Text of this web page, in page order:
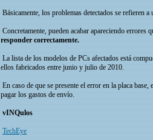
Básicamente, los problemas detectados se refieren
Concretamente, pueden acabar apareciendo errores
responder correctamente.
La lista de los modelos de PCs afectados está
ellos fabricados entre junio y julio de 2010.
En caso de que se presente el error en la placa base,
pagar los gastos de envío.
vINQulos
TechEye